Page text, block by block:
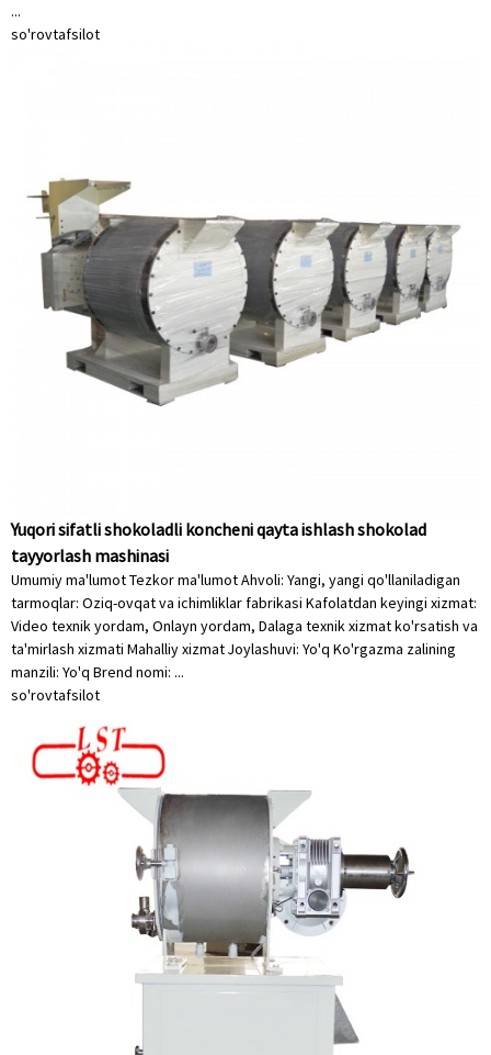
...
so'rovtafsilot
Yuqori sifatli shokoladli koncheni qayta ishlash shokolad
tayyorlash mashinasi
Umumiy ma'lumot Tezkor ma'lumot Ahvoli: Yangi, yangi qo'llaniladigan
tarmoqlar: Oziq-ovqat va ichimliklar fabrikasi Kafolatdan keyingi xizmat:
Video texnik yordam, Onlayn yordam, Dalaga texnik xizmat ko'rsatish va
ta'mirlash xizmati Mahalliy xizmat Joylashuvi: Yo'q Ko'rgazma zalining
manzili: Yo'q Brend nomi: ...
so'rovtafsilot